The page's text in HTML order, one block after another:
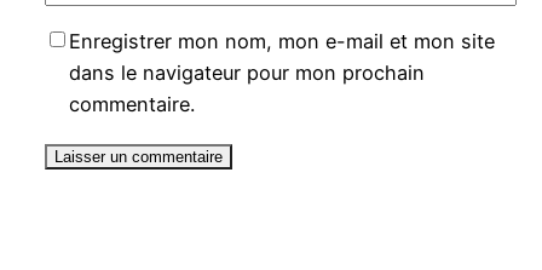
Enregistrer mon nom, mon e-mail et mon site
dans le navigateur pour mon prochain
commentaire.